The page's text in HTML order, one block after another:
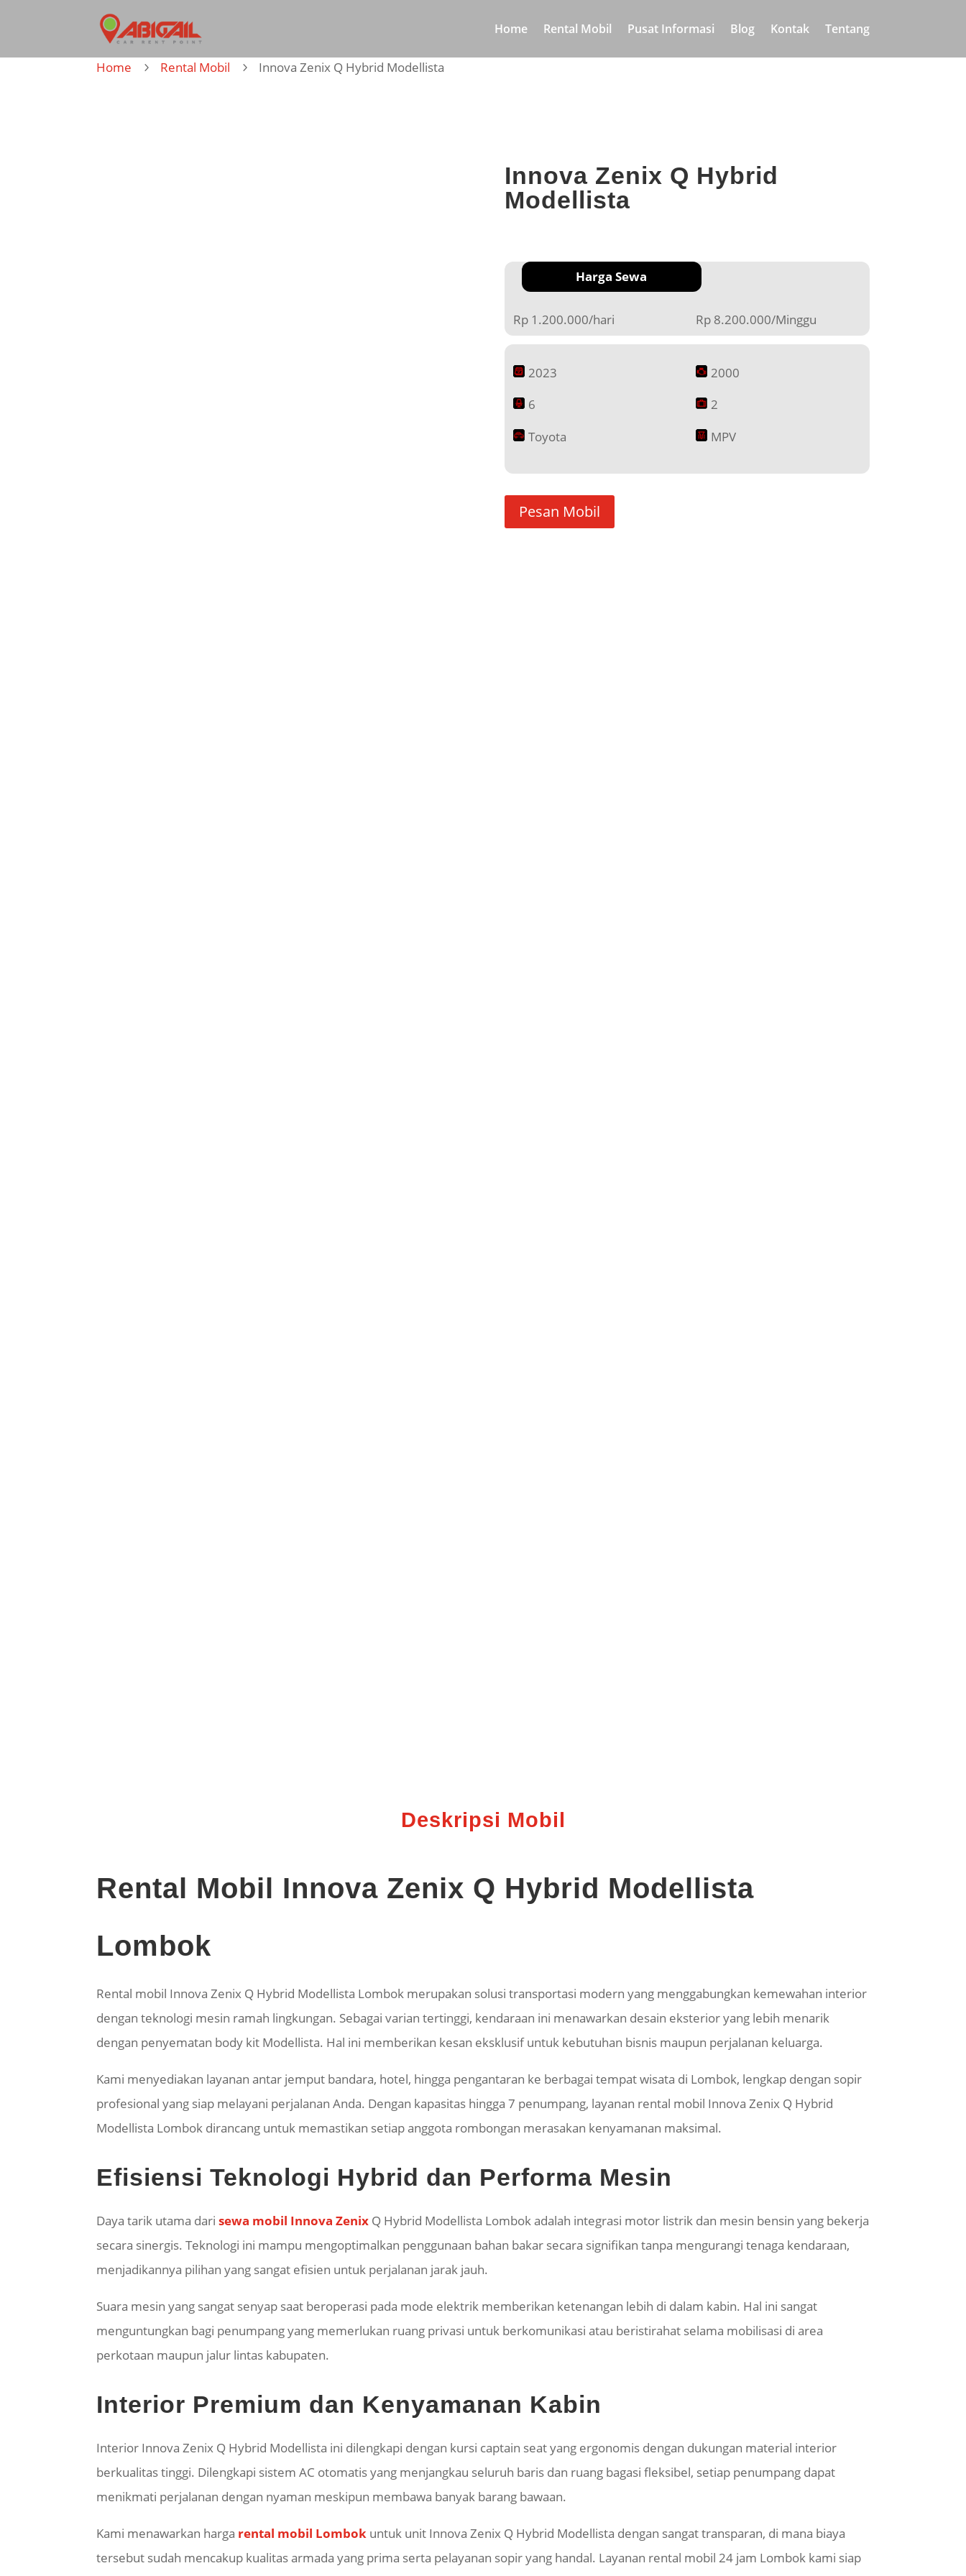
Home Rental Mobil Pusat Informasi Blog Kontak Tentang
Home 5 Rental Mobil 5 Innova Zenix Q Hybrid Modellista
Innova Zenix Q Hybrid
Modellista
Harga Sewa
Rp 1.200.000/hari Rp 8.200.000/Minggu
2023
2000
6
2
Toyota
MPV
Pesan Mobil
Deskripsi Mobil
Rental Mobil Innova Zenix Q Hybrid Modellista
Lombok
Rental mobil Innova Zenix Q Hybrid Modellista Lombok merupakan solusi transportasi modern yang menggabungkan kemewahan interior
dengan teknologi mesin ramah lingkungan. Sebagai varian tertinggi, kendaraan ini menawarkan desain eksterior yang lebih menarik
dengan penyematan body kit Modellista. Hal ini memberikan kesan eksklusif untuk kebutuhan bisnis maupun perjalanan keluarga.
Kami menyediakan layanan antar jemput bandara, hotel, hingga pengantaran ke berbagai tempat wisata di Lombok, lengkap dengan sopir
profesional yang siap melayani perjalanan Anda. Dengan kapasitas hingga 7 penumpang, layanan rental mobil Innova Zenix Q Hybrid
Modellista Lombok dirancang untuk memastikan setiap anggota rombongan merasakan kenyamanan maksimal.
Efisiensi Teknologi Hybrid dan Performa Mesin
Daya tarik utama darisewa mobil Innova Zenix Q Hybrid Modellista Lombok adalah integrasi motor listrik dan mesin bensin yang bekerja
secara sinergis. Teknologi ini mampu mengoptimalkan penggunaan bahan bakar secara signifikan tanpa mengurangi tenaga kendaraan,
menjadikannya pilihan yang sangat efisien untuk perjalanan jarak jauh.
Suara mesin yang sangat senyap saat beroperasi pada mode elektrik memberikan ketenangan lebih di dalam kabin. Hal ini sangat
menguntungkan bagi penumpang yang memerlukan ruang privasi untuk berkomunikasi atau beristirahat selama mobilisasi di area
perkotaan maupun jalur lintas kabupaten.
Interior Premium dan Kenyamanan Kabin
Interior Innova Zenix Q Hybrid Modellista ini dilengkapi dengan kursi captain seat yang ergonomis dengan dukungan material interior
berkualitas tinggi. Dilengkapi sistem AC otomatis yang menjangkau seluruh baris dan ruang bagasi fleksibel, setiap penumpang dapat
menikmati perjalanan dengan nyaman meskipun membawa banyak barang bawaan.
Kami menawarkan harga rental mobil Lombok untuk unit Innova Zenix Q Hybrid Modellista dengan sangat transparan, di mana biaya
tersebut sudah mencakup kualitas armada yang prima serta pelayanan sopir yang handal. Layanan rental mobil 24 jam Lombok kami siap